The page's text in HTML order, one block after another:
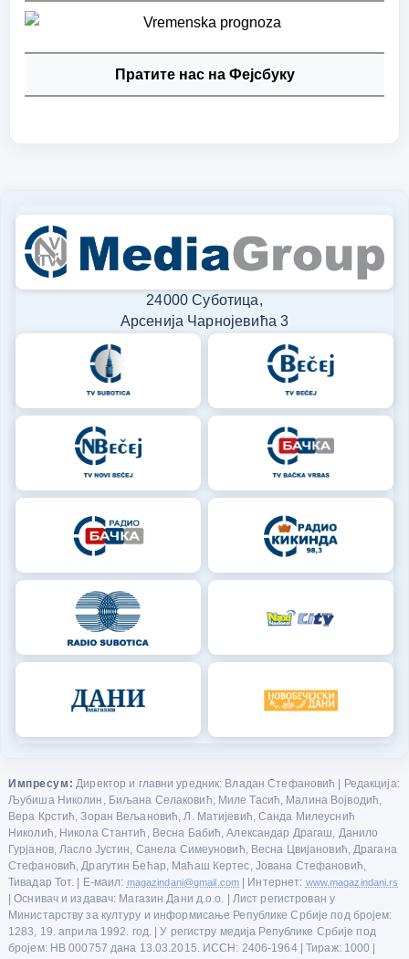
Пратите нас на Фејсбуку
24000 Суботица,
Арсенија Чарнојевића 3
Импресум: Директор и главни уредник: Владан Стефановић | Редакција:
Љубиша Николин, Биљана Селаковић, Миле Тасић, Малина Војводић,
Вера Крстић, Зоран Вељановић, Л. Матијевић, Санда Милеуснић
Николић, Никола Стантић, Весна Бабић, Александар Драгаш, Данило
Гурјанов, Ласло Јустин, Санела Симеуновић, Весна Цвијановић, Драгана
Стефановић, Драгутин Бећар, Маћаш Кертес, Јована Стефановић,
Тивадар Тот. | Е-маил: magazindani@gmail.com | Интернет: www.magazindani.rs
| Оснивач и издавач: Магазин Дани д.о.о. | Лист регистрован у
Министарству за културу и информисање Републике Србије под бројем:
1283, 19. априла 1992. год. | У регистру медија Републике Србије под
бројем: НВ 000757 дана 13.03.2015. ИССН: 2406-1964 | Тираж: 1000 |